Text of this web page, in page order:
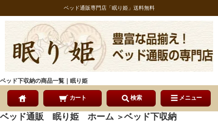
ベッド通販専門店「眠り姫」送料無料
ベッド下収納の商品一覧｜眠り姫
カート 検索 メニュー
ベッド通販 眠り姫 ホーム ＞ベッド下収納